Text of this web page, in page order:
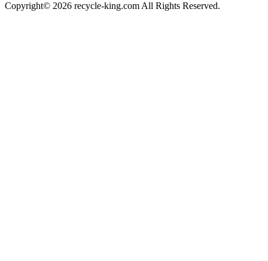
Copyright© 2026 recycle-king.com All Rights Reserved.